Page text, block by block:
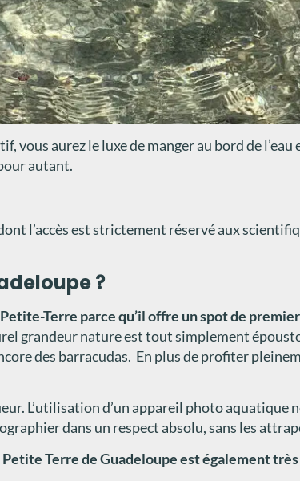
vous aurez le luxe de manger au bord de
autant.
l’accès est strictement réservé aux
?
Terre parce qu’il offre un spot de
grandeur nature est tout simplement
des barracudas. En plus de profiter
L’utilisation d’un appareil photo aquatique
dans un respect absolu, sans les
Terre de Guadeloupe est également